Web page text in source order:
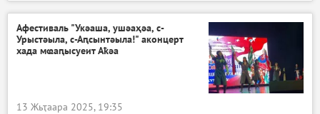
Афестиваль "Укәаша, ушәаҳәа, с-
Урыстәыла, с-Аԥсынтәыла!" аконцерт
хада мҩаԥысуеит Аҟәа
13 Жьҭаара 2025, 19:35